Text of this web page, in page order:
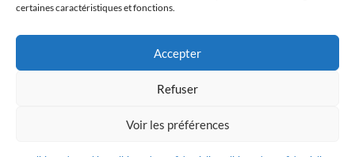
certaines caractéristiques et fonctions.
Accepter
Refuser
Voir les préférences
Politique de cookies (UE)
| Designed by:Theme Freesia|WordPress